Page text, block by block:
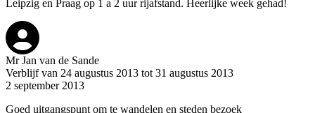
Leipzig en Praag op 1 a 2 uur rijafstand. Heerlijke week gehad!
Mr Jan van de Sande
Verblijf van 24 augustus 2013 tot 31 augustus 2013
2 september 2013
Goed uitgangspunt om te wandelen en steden bezoek